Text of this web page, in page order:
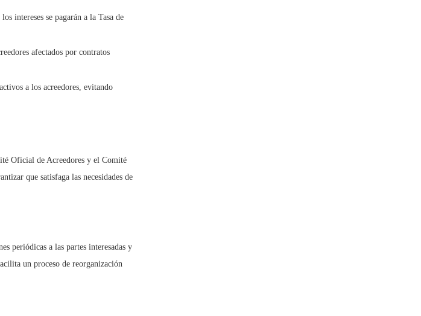
intereses se pagarán a la Tasa de
afectados por contratos
a los acreedores, evitando
Oficial de Acreedores y el Comité
que satisfaga las necesidades de
periódicas a las partes interesadas y
un proceso de reorganización